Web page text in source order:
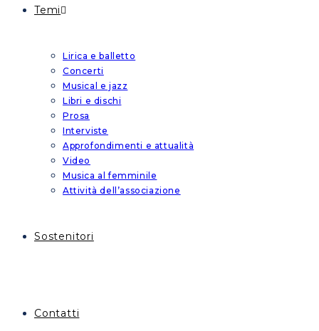
Temi
Lirica e balletto
Concerti
Musical e jazz
Libri e dischi
Prosa
Interviste
Approfondimenti e attualità
Video
Musica al femminile
Attività dell’associazione
Sostenitori
Contatti